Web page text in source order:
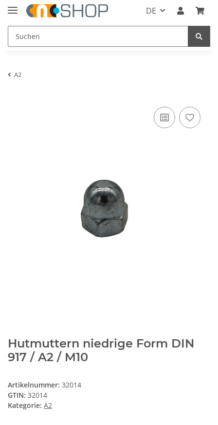
DE
A2
Hutmuttern niedrige Form DIN
917 / A2 / M10
Artikelnummer: 32014
GTIN: 32014
Kategorie: A2